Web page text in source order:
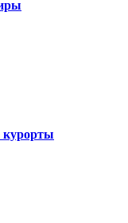
курорты